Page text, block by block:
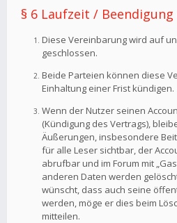
§ 6 Laufzeit /
Diese Vereinbarung wird auf
geschlossen.
Beide Parteien können diese
Einhaltung einer Frist kündigen.
Wenn der Nutzer seinen
(Kündigung des Vertrags),
Äußerungen, insbesondere
für alle Leser sichtbar, der
abrufbar und im Forum mit
anderen Daten werden
wünscht, dass auch seine
werden, möge er dies beim
mitteilen.